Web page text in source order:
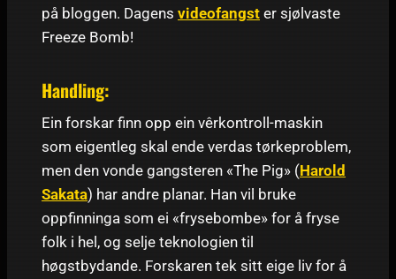
på bloggen. Dagens videofangst er sjølvaste
Freeze Bomb!
Handling:
Ein forskar finn opp ein vêrkontroll-maskin
som eigentleg skal ende verdas tørkeproblem,
men den vonde gangsteren «The Pig» (Harold
Sakata) har andre planar. Han vil bruke
oppfinninga som ei «frysebombe» for å fryse
folk i hel, og selje teknologien til
høgstbydande. Forskaren tek sitt eige liv for å